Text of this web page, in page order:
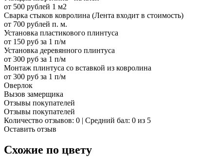
от 500 рублей 1 м2
Сварка стыков ковролина (Лента входит в стоимость)
от 700 рублей п. м.
Установка пластикового плинтуса
от 150 руб за 1 п/м
Установка деревянного плинтуса
от 300 руб за 1 п/м
Монтаж плинтуса со вставкой из ковролина
от 300 руб за 1 п/м
Оверлок
Вызов замерщика
Отзывы покупателей
Отзывы покупателей
Количество отзывов: 0 | Средний бал: 0 из 5
Оставить отзыв
Схожие по цвету